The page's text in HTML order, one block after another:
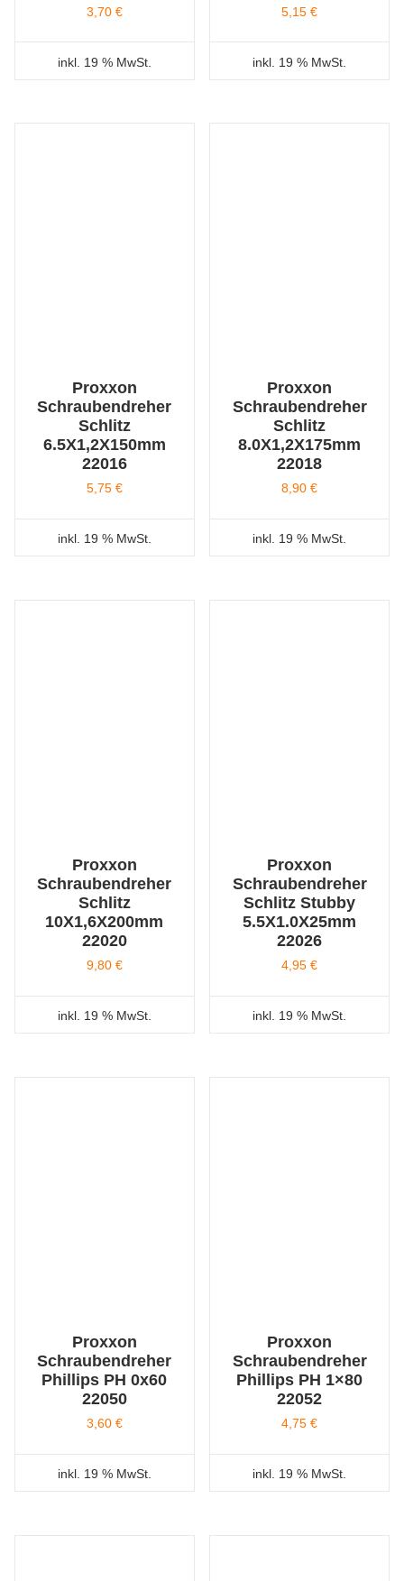
3,70 €
inkl. 19 % MwSt.
5,15€
inkl. 19 % MwSt.
Proxxon
Schraubendreher
Schlitz
6.5X1,2X150mm
22016
5,75 €
inkl. 19 % MwSt.
Proxxon
Schraubendreher
Schlitz
8.0X1,2X175mm
22018
8,90€
inkl. 19 % MwSt.
Proxxon
Schraubendreher
Schlitz
10X1,6X200mm
22020
9,80 €
inkl. 19 % MwSt.
Proxxon
Schraubendreher
Schlitz Stubby
5.5X1.0X25mm
22026
4,95€
inkl. 19 % MwSt.
Proxxon
Schraubendreher
Phillips PH 0x60
22050
3,60 €
inkl. 19 % MwSt.
Proxxon
Schraubendreher
Phillips PH 1×80
22052
4,75€
inkl. 19 % MwSt.